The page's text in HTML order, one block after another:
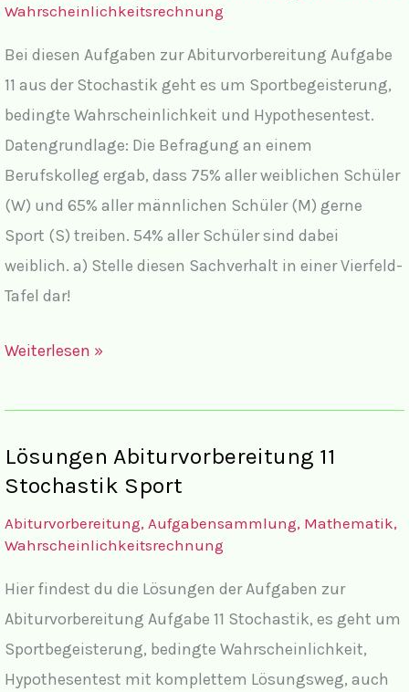
Wahrscheinlichkeitsrechnung
Bei diesen Aufgaben zur Abiturvorbereitung Aufgabe
11 aus der Stochastik geht es um Sportbegeisterung,
bedingte Wahrscheinlichkeit und Hypothesentest.
Datengrundlage: Die Befragung an einem
Berufskolleg ergab, dass 75% aller weiblichen Schüler
(W) und 65% aller männlichen Schüler (M) gerne
Sport (S) treiben. 54% aller Schüler sind dabei
weiblich. a) Stelle diesen Sachverhalt in einer Vierfeld-
Tafel dar!
Aufgaben
11
Sportbegeisterung
Weiterlesen »
Lösungen Abiturvorbereitung 11
Stochastik Sport
Abiturvorbereitung, Aufgabensammlung, Mathematik,
Wahrscheinlichkeitsrechnung
Hier findest du die Lösungen der Aufgaben zur
Abiturvorbereitung Aufgabe 11 Stochastik, es geht um
Sportbegeisterung, bedingte Wahrscheinlichkeit,
Hypothesentest mit komplettem Lösungsweg, auch